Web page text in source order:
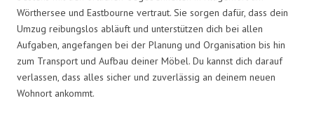
Wörthersee und Eastbourne vertraut. Sie sorgen dafür, dass dein
Umzug reibungslos abläuft und unterstützen dich bei allen
Aufgaben, angefangen bei der Planung und Organisation bis hin
zum Transport und Aufbau deiner Möbel. Du kannst dich darauf
verlassen, dass alles sicher und zuverlässig an deinem neuen
Wohnort ankommt.